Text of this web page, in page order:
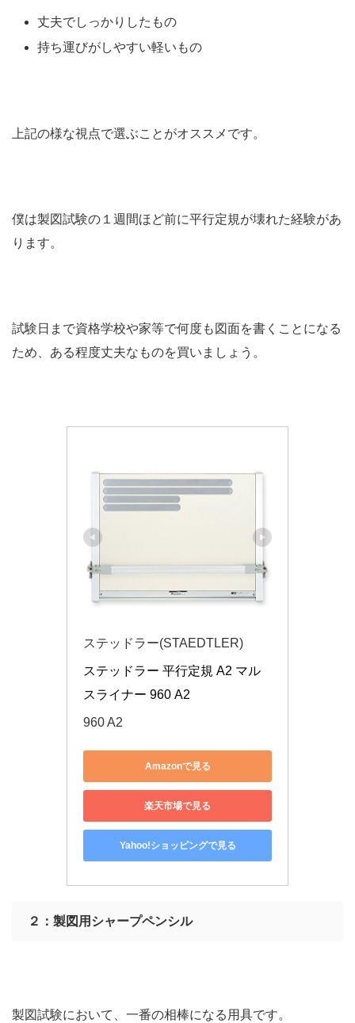
丈夫でしっかりしたもの
持ち運びがしやすい軽いもの
上記の様な視点で選ぶことがオススメです。
僕は製図試験の１週間ほど前に平行定規が壊れた経験があ
ります。
試験日まで資格学校や家等で何度も図面を書くことになる
ため、ある程度丈夫なものを買いましょう。
ステッドラー(STAEDTLER)
ステッドラー 平行定規 A2 マル
スライナー 960 A2
960 A2
Amazonで見る
楽天市場で見る
Yahoo!ショッピングで見る
２：製図用シャープペンシル
製図試験において、一番の相棒になる用具です。